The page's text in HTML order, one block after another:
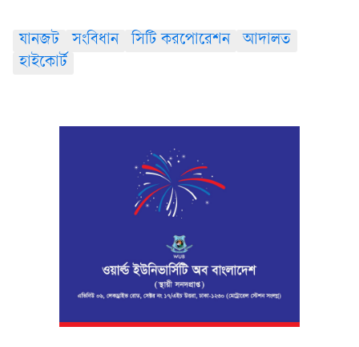
যানজট সংবিধান সিটি করপোরেশন
আদালত
হাইকোর্ট